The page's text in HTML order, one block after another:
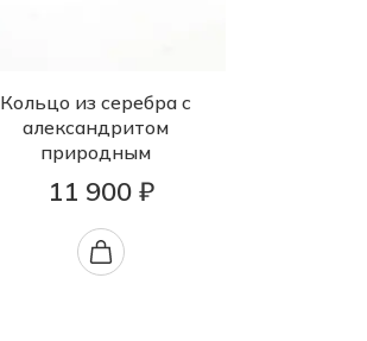
Кольцо из серебра с
александритом
природным
11 900 ₽